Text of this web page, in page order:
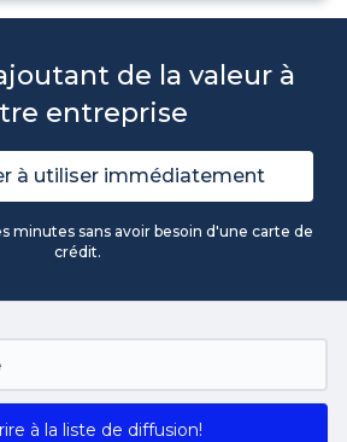
de la valeur à
entreprise
à utiliser immédiatement
minutes sans avoir besoin d'une carte de
crédit.
à la liste de diffusion!